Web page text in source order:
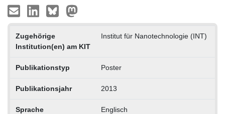
Zugehörige
Institution(en) am KIT
Institut für Nanotechnologie (INT)
Publikationstyp Poster
Publikationsjahr 2013
Sprache Englisch